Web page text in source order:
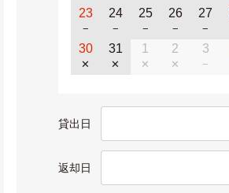
23
−
24
−
25
−
26
−
27
−
30
✕
31
✕
1
✕
2
✕
3
−
貸出日
返却日